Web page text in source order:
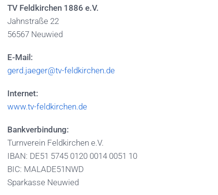
TV Feldkirchen 1886 e.V.
Jahnstraße 22
56567 Neuwied
E-Mail:
gerd.jaeger@tv-feldkirchen.de
Internet:
www.tv-feldkirchen.de
Bankverbindung:
Turnverein Feldkirchen e.V.
IBAN: DE51 5745 0120 0014 0051 10
BIC: MALADE51NWD
Sparkasse Neuwied